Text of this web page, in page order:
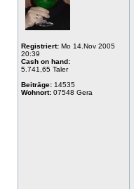
Registriert: Mo 14.Nov 2005
20:39
Cash on hand:
5.741,65 Taler
Beiträge: 14535
Wohnort: 07548 Gera